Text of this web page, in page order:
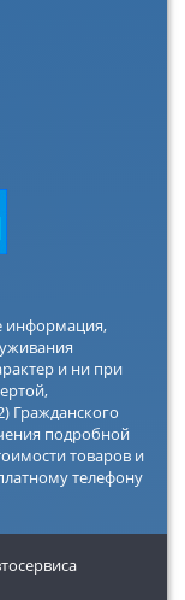
информация,
и ни при
Гражданского
подробной
товаров и
телефону